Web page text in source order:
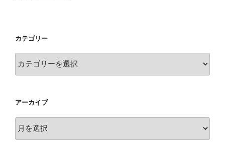
カテゴリー
テ
ー
アーカイブ
ー